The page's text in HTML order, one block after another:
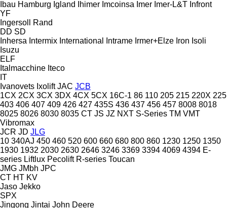
Ibau Hamburg Igland Ihimer Imcoinsa Imer Imer-L&T Infront
YF
Ingersoll Rand
DD SD
Inhersa Intermix International Intrame Irmer+Elze Iron Isoli
Isuzu
ELF
Italmacchine Iteco
IT
Ivanovets Ixolift JAC JCB
1CX 2CX 3CX 3DX 4CX 5CX 16C-1 86 110 205 215 220X 225
403 406 407 409 426 427 435S 436 437 456 457 8008 8018
8025 8026 8030 8035 CT JS JZ NXT S-Series TM VMT
Vibromax
JCR JD JLG
10 340AJ 450 460 520 600 660 680 800 860 1230 1250 1350
1930 1932 2030 2630 2646 3246 3369 3394 4069 4394 E-
series Liftlux Pecolift R-series Toucan
JMG JMbh JPC
CT HT KV
Jaso Jekko
SPX
Jingong Jintai John Deere